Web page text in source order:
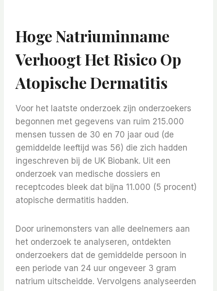
Hoge Natriuminname
Verhoogt Het Risico Op
Atopische Dermatitis
Voor het laatste onderzoek zijn onderzoekers
begonnen met gegevens van ruim 215.000
mensen tussen de 30 en 70 jaar oud (de
gemiddelde leeftijd was 56) die zich hadden
ingeschreven bij de UK Biobank. Uit een
onderzoek van medische dossiers en
receptcodes bleek dat bijna 11.000 (5 procent)
atopische dermatitis hadden.
Door urinemonsters van alle deelnemers aan
het onderzoek te analyseren, ontdekten
onderzoekers dat de gemiddelde persoon in
een periode van 24 uur ongeveer 3 gram
natrium uitscheidde. Vervolgens analyseerden